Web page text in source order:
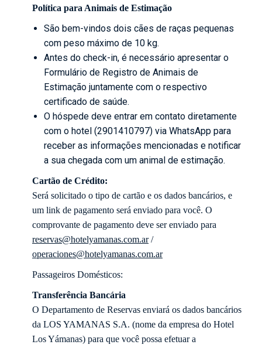
Política para Animais de Estimação
São bem-vindos dois cães de raças pequenas
com peso máximo de 10 kg.
Antes do check-in, é necessário apresentar o
Formulário de Registro de Animais de
Estimação juntamente com o respectivo
certificado de saúde.
O hóspede deve entrar em contato diretamente
com o hotel (2901410797) via WhatsApp para
receber as informações mencionadas e notificar
a sua chegada com um animal de estimação.
Cartão de Crédito:
Será solicitado o tipo de cartão e os dados bancários, e
um link de pagamento será enviado para você. O
comprovante de pagamento deve ser enviado para
reservas@hotelyamanas.com.ar/
operaciones@hotelyamanas.com.ar
Passageiros Domésticos:
Transferência Bancária
O Departamento de Reservas enviará os dados bancários
da LOS YAMANAS S.A. (nome da empresa do Hotel
Los Yámanas) para que você possa efetuar a